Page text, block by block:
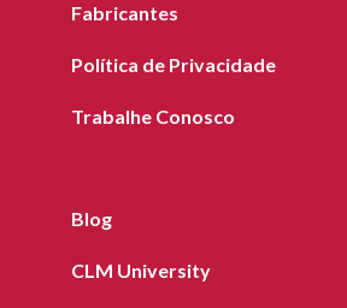
Fabricantes
Política de Privacidade
Trabalhe Conosco
Blog
CLM University